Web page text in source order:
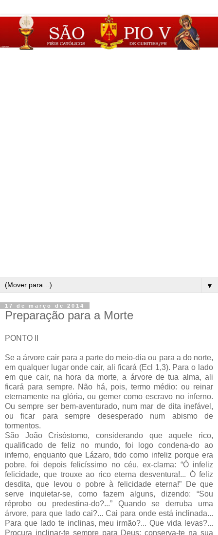
▼
17 de março de 2014
Preparação para a Morte
PONTO II
Se a árvore cair para a parte do meio-dia ou para a do norte,
em qualquer lugar onde cair, ali ficará (Ecl 1,3). Para o lado
em que cair, na hora da morte, a árvore de tua alma, ali
ficará para sempre. Não há, pois, termo médio: ou reinar
eternamente na glória, ou gemer como escravo no inferno.
Ou sempre ser bem-aventurado, num mar de dita inefável,
ou ficar para sempre desesperado num abismo de
tormentos.
São João Crisóstomo, considerando que aquele rico,
qualificado de feliz no mundo, foi logo condena-do ao
inferno, enquanto que Lázaro, tido como infeliz porque era
pobre, foi depois felicíssimo no céu, ex-clama: “Ó infeliz
felicidade, que trouxe ao rico eterna desventura!... Ó feliz
desdita, que levou o pobre à felicidade eterna!” De que
serve inquietar-se, como fazem alguns, dizendo: “Sou
réprobo ou predestina-do?...” Quando se derruba uma
árvore, para que lado cai?... Cai para onde está inclinada...
Para que lado te inclinas, meu irmão?... Que vida levas?...
Procura inclinar-te sempre para Deus; conserva-te na sua